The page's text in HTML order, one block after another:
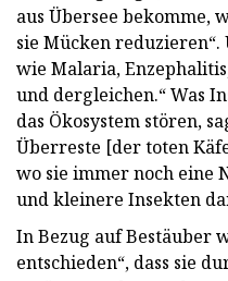
aus Übersee bekomme,
sie Mücken
wie Malaria,
und dergleichen.“ Was
das Ökosystem stören,
Überreste [der toten
wo sie immer noch eine
und kleinere Insekten
In Bezug auf Bestäuber
entschieden“, dass sie